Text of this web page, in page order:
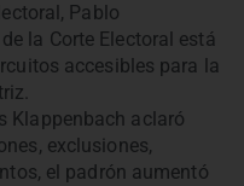
Pablo
la Corte Electoral está
accesibles para la
Klappenbach aclaró
exclusiones,
el padrón aumentó